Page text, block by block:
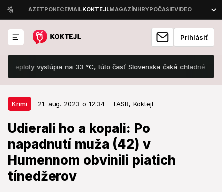
Prihlásiť
vystúpia na 33 °C, túto časť Slovenska čaká chladné
Krimi 21. aug. 2023 o 12:34 TASR, Koktejl
Udierali ho a kopali: Po
napadnutí muža (42) v
Humennom obvinili piatich
tínedžerov
Krimi 21. aug. 2023 o 12:34
Udierali ho a kopali: Po napadnutí
muža (42) v Humennom obvinili
piatich tínedžerov
Obvinení sú stíhaní na slobode.